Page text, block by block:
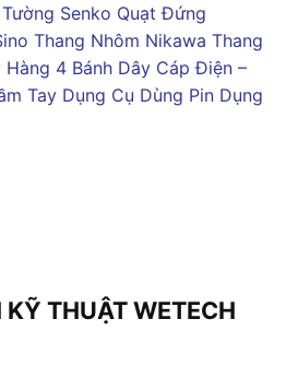
Senko Quạt Đứng
Thang Nhôm Nikawa Thang
4 Bánh Dây Cáp Điện –
Tay Dụng Cụ Dùng Pin Dụng
THUẬT WETECH